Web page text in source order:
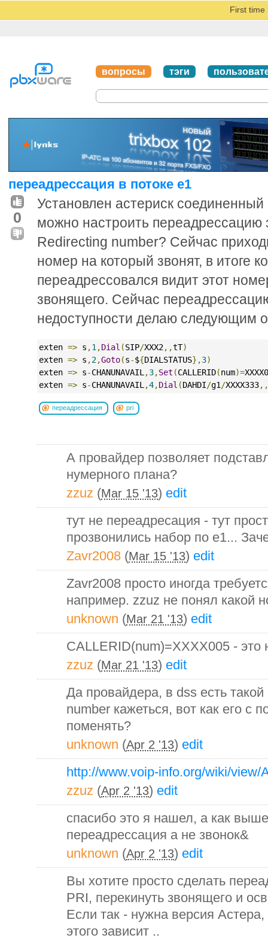
First time
вопросы тэги
переадрессация в потоке e1
0
Установлен астериск
можно настроить переадрессацию
Redirecting number? Сейчас
номер на который звонят, в итоге
переадрессовался видит этот
звонящего. Сейчас
недоступности делаю следующим
exten => s ,1 ,Dial (SIP/XXX2,,tT)
exten => s ,2,Goto(s-${DIALSTATUS},3)
exten => s-CHANUNAVAIL ,3,Set (CALLERID(num)=
exten => s-CHANUNAVAIL ,4,Dial (DAHDI/g1 /XXXX333,,
переадрессация pri
А провайдер позволяет
нумерного плана?
zzuz (Mar 15 '13) edit
тут не переадресация - тут
прозвонились набор по e1...
Zavr2008 (Mar 15 '13) edit
Zavr2008 просто иногда
например. zzuz не понял какой
unknown (Mar 21 '13) edit
CALLERID(num)=XXXX005 - это
zzuz (Mar 21 '13) edit
Да провайдера, в dss есть
number кажеться, вот как его с
поменять?
unknown (Apr 2 '13) edit
http://www.voip-info.org/wiki/view/
zzuz (Apr 2 '13) edit
спасибо это я нашел, а как
переадрессация а не звонок&
unknown (Apr 2 '13) edit
Вы хотите просто сделать
PRI, перекинуть звонящего и
Если так - нужна версия Астера,
этого зависит ..